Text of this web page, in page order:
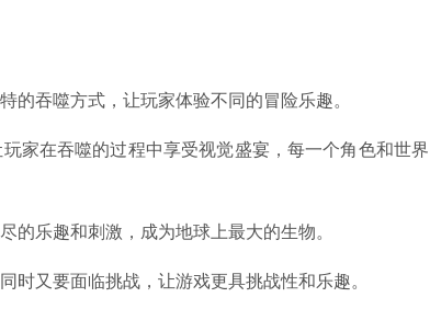
的吞噬方式，让玩家体验不同的冒险乐趣。
家在吞噬的过程中享受视觉盛宴，每一个角色和世界
的乐趣和刺激，成为地球上最大的生物。
时又要面临挑战，让游戏更具挑战性和乐趣。